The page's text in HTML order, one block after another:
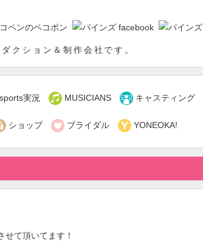
クション＆制作会社です。
実況  MUSICIANS  キャスティング
ショップ  ブライダル  YONEOKA!
せて頂いてます！